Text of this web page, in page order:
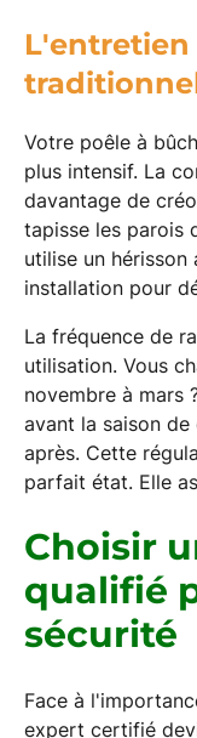
L'entretien
Votre poêle à
plus intensif. La
davantage de
tapisse les parois
utilise un
installation pour
La fréquence de
utilisation. Vous
novembre à mars
avant la saison
après. Cette
parfait état. Elle
Choisir
qualifié
sécurité
Face à
expert certifié